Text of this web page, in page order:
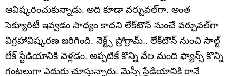
ఆవిష్కరించుకున్నాడు. అది కూడా వర్చువల్‌గా. అంత
సెక్యూరిటీ ఇవ్వడం సాధ్యం కాదని లేక్‌టౌన్ నుంచే వర్చువల్‌గా
విగ్రహావిష్కరణ జరిగింది. నెక్ట్స్ ప్రోగ్రామ్.. లేక్‌టౌన్ నుంచి సాల్ట్
లేక్ స్టేడియానికి వెళ్లడం. అప్పటికే కొన్ని వేల మంది ఫ్యాన్స్ కొన్ని
గంటలుగా ఎదురు చూస్తున్నారు. మెస్సీ స్టేడియానికి రానే